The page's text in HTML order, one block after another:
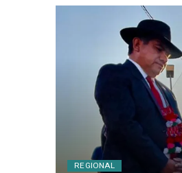
REGIONAL